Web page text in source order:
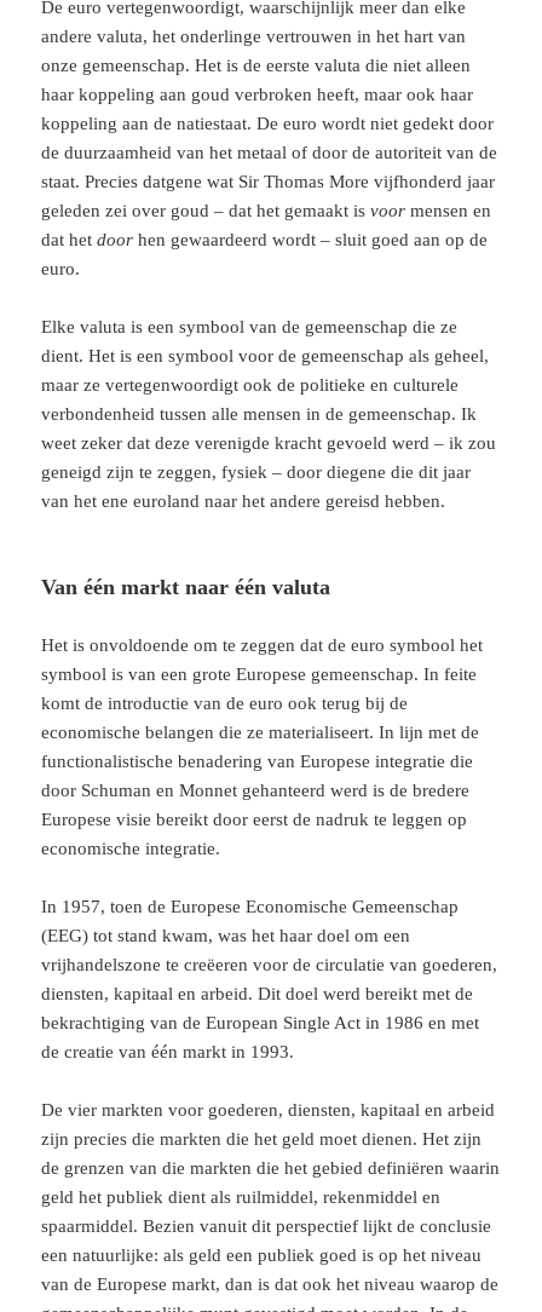
De euro vertegenwoordigt, waarschijnlijk meer dan elke
andere valuta, het onderlinge vertrouwen in het hart van
onze gemeenschap. Het is de eerste valuta die niet alleen
haar koppeling aan goud verbroken heeft, maar ook haar
koppeling aan de natiestaat. De euro wordt niet gedekt door
de duurzaamheid van het metaal of door de autoriteit van de
staat. Precies datgene wat Sir Thomas More vijfhonderd jaar
geleden zei over goud – dat het gemaakt isvoormensen en
dat hetdoorhen gewaardeerd wordt – sluit goed aan op de
euro.
Elke valuta is een symbool van de gemeenschap die ze
dient. Het is een symbool voor de gemeenschap als geheel,
maar ze vertegenwoordigt ook de politieke en culturele
verbondenheid tussen alle mensen in de gemeenschap. Ik
weet zeker dat deze verenigde kracht gevoeld werd – ik zou
geneigd zijn te zeggen, fysiek – door diegene die dit jaar
van het ene euroland naar het andere gereisd hebben.
Van één markt naar één valuta
Het is onvoldoende om te zeggen dat de euro symbool het
symbool is van een grote Europese gemeenschap. In feite
komt de introductie van de euro ook terug bij de
economische belangen die ze materialiseert. In lijn met de
functionalistische benadering van Europese integratie die
door Schuman en Monnet gehanteerd werd is de bredere
Europese visie bereikt door eerst de nadruk te leggen op
economische integratie.
In 1957, toen de Europese Economische Gemeenschap
(EEG) tot stand kwam, was het haar doel om een
vrijhandelszone te creëeren voor de circulatie van goederen,
diensten, kapitaal en arbeid. Dit doel werd bereikt met de
bekrachtiging van de European Single Act in 1986 en met
de creatie van één markt in 1993.
De vier markten voor goederen, diensten, kapitaal en arbeid
zijn precies die markten die het geld moet dienen. Het zijn
de grenzen van die markten die het gebied definiëren waarin
geld het publiek dient als ruilmiddel, rekenmiddel en
spaarmiddel. Bezien vanuit dit perspectief lijkt de conclusie
een natuurlijke: als geld een publiek goed is op het niveau
van de Europese markt, dan is dat ook het niveau waarop de